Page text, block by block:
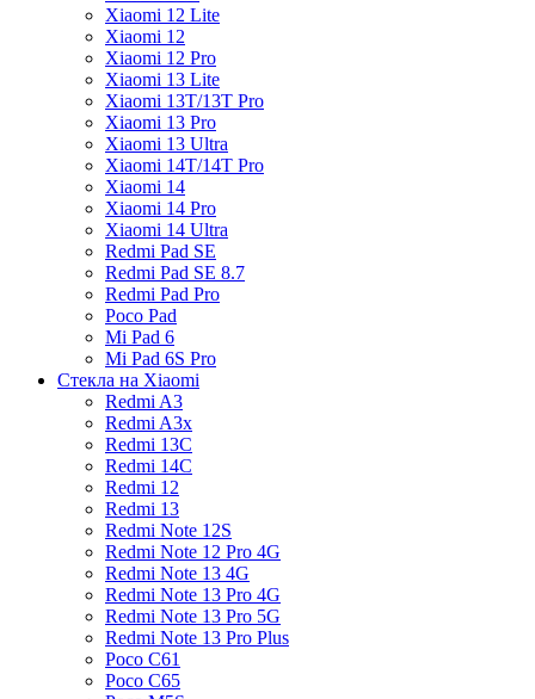
Xiaomi 12 Lite
Xiaomi 12
Xiaomi 12 Pro
Xiaomi 13 Lite
Xiaomi 13T/13T Pro
Xiaomi 13 Pro
Xiaomi 13 Ultra
Xiaomi 14T/14T Pro
Xiaomi 14
Xiaomi 14 Pro
Xiaomi 14 Ultra
Redmi Pad SE
Redmi Pad SE 8.7
Redmi Pad Pro
Poco Pad
Mi Pad 6
Mi Pad 6S Pro
Стекла на Xiaomi
Redmi A3
Redmi A3x
Redmi 13C
Redmi 14C
Redmi 12
Redmi 13
Redmi Note 12S
Redmi Note 12 Pro 4G
Redmi Note 13 4G
Redmi Note 13 Pro 4G
Redmi Note 13 Pro 5G
Redmi Note 13 Pro Plus
Poco C61
Poco C65